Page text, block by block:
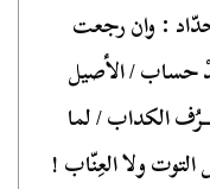
حدّاد : وان رجعت
حساب / الأصيل
الكداب / لما
التوت ولا العِنّاب !